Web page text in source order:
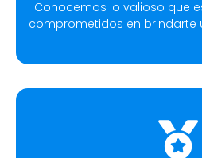
Conocemos lo valioso que
comprometidos en brindarte